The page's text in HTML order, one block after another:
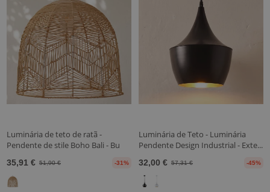
Luminária de teto de ratã -
Pendente de stile Boho Bali - Bu
35,91 € 51,90 € -31%
Luminária de Teto - Luminária
Pendente Design Industrial - Exte...
32,00 € 57,31 € -45%